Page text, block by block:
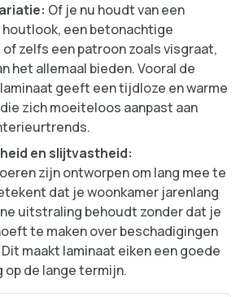
Of je nu houdt van een
een betonachtige
zelfs een patroon zoals visgraat,
het allemaal bieden. Vooral de
geeft een tijdloze en warme
zich moeiteloos aanpast aan
en slijtvastheid:
zijn ontworpen om lang mee te
dat je woonkamer jarenlang
uitstraling behoudt zonder dat je
te maken over beschadigingen
maakt laminaat eiken een goede
op de lange termijn.